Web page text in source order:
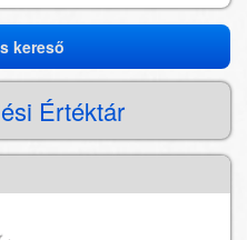
kereső
Értéktár